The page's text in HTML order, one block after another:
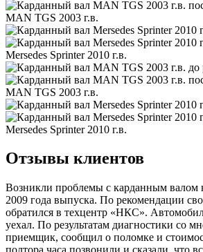
MAN TGS 2003 г.в.
Mersedes Sprinter 2010 г.в.
MAN TGS 2003 г.в.
Mersedes Sprinter 2010 г.в.
Отзывы клиентов
Возникли проблемы с карданным валом
2009 года выпуска. По рекомендации
обратился в техцентр «НКС».
уехал. По результатам диагностики со
приемщик, сообщил о поломке и